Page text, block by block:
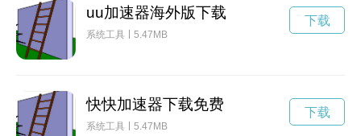
uu加速器海外版下载
系统工具 5.47MB
下载
快快加速器下载免费
系统工具 5.47MB
下载